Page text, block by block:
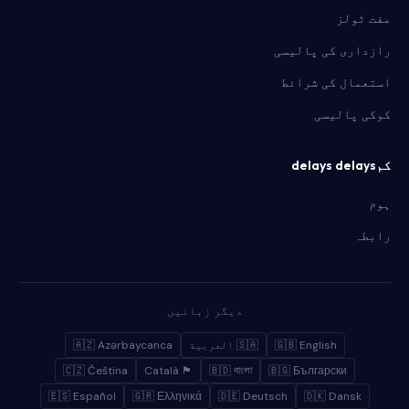
مفت ٹولز
رازداری کی پالیسی
استعمال کی شرائط
کوکی پالیسی
کمdelays delays
ہوم
رابطہ
دیگر زبانیں
🇬🇧 English 🇸🇦 العربية
🇦🇿 Azərbaycanca
🇧🇬 Български
🇧🇩 বাংলা
🏴 Català
🇨🇿 Čeština
🇩🇰 Dansk
🇩🇪 Deutsch
🇬🇷 Ελληνικά
🇪🇸 Español